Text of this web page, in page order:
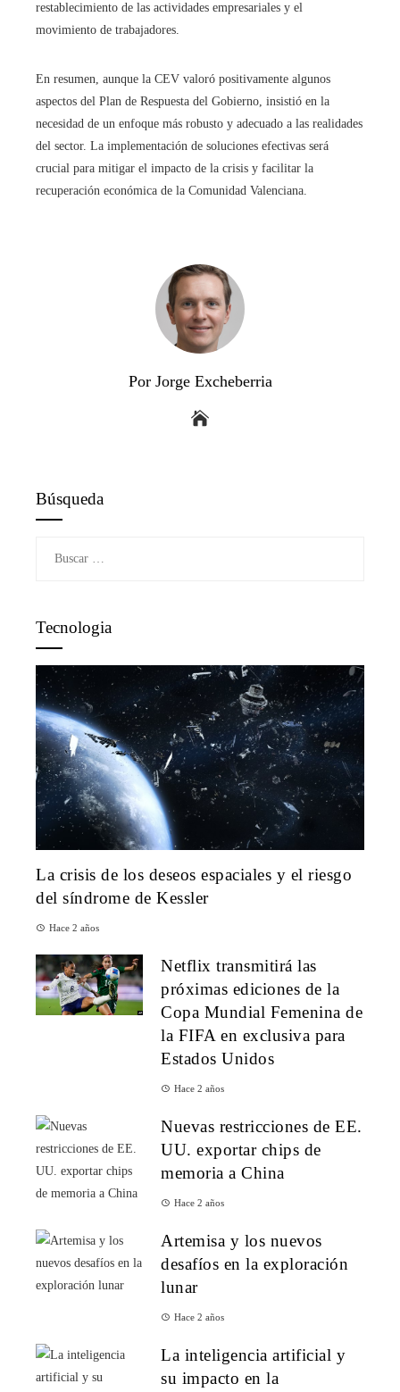
restablecimiento de las actividades empresariales y el
movimiento de trabajadores.
En resumen, aunque la CEV valoró positivamente algunos
aspectos del Plan de Respuesta del Gobierno, insistió en la
necesidad de un enfoque más robusto y adecuado a las realidades
del sector. La implementación de soluciones efectivas será
crucial para mitigar el impacto de la crisis y facilitar la
recuperación económica de la Comunidad Valenciana.
Por Jorge Excheberria
Búsqueda
Tecnologia
La crisis de los deseos espaciales y el riesgo
del síndrome de Kessler
Hace 2 años
Netflix transmitirá las
próximas ediciones de la
Copa Mundial Femenina de
la FIFA en exclusiva para
Estados Unidos
Hace 2 años
Nuevas restricciones de EE.
UU. exportar chips de
memoria a China
Hace 2 años
Artemisa y los nuevos
desafíos en la exploración
lunar
Hace 2 años
La inteligencia artificial y
su impacto en la